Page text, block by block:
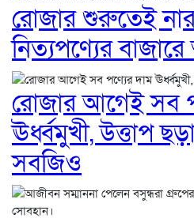
রোজার শুরুতেই
নিত্যপণ্যের
রোজার আগেই সব
ঊর্ধ্বমুখী, উত্তাপ
সবজিও